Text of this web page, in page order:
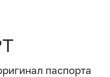
паспорта